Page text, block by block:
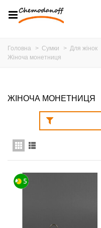
Головна > Сумки > Для жінок
Жіноча монетниця
ЖІНОЧА МОНЕТНИЦЯ